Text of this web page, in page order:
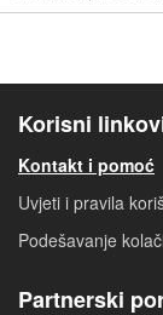
Korisni
Kontakt i pomoć
Uvjeti i pravila
Podešavanje
Partnerski